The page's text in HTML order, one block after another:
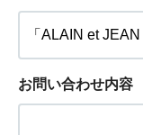
お問い合わせ内容